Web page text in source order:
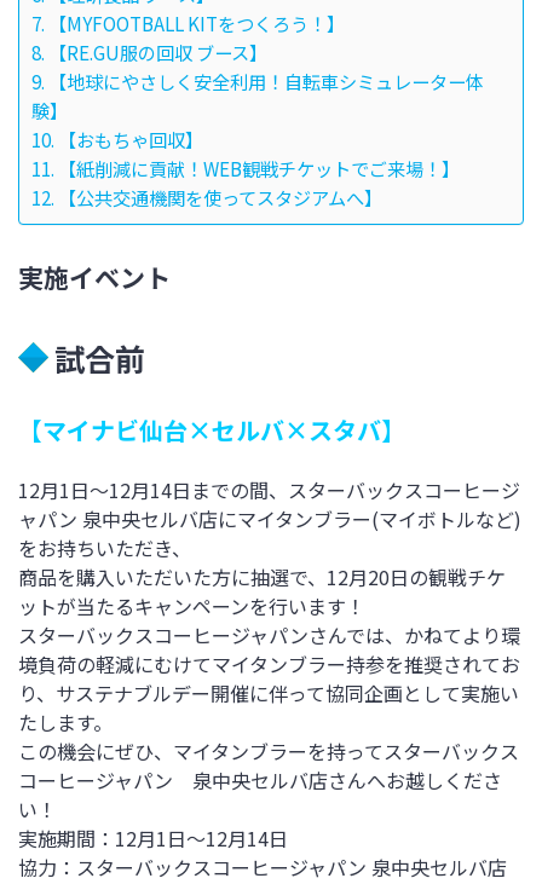
【MYFOOTBALL KITをつくろう！】
【RE.GU服の回収 ブース】
【地球にやさしく安全利用！自転車シミュレーター体
験】
【おもちゃ回収】
【紙削減に貢献！WEB観戦チケットでご来場！】
【公共交通機関を使ってスタジアムへ】
実施イベント
試合前
【マイナビ仙台×セルバ×スタバ】
12月1日～12月14日までの間、スターバックスコーヒージ
ャパン 泉中央セルバ店にマイタンブラー(マイボトルなど)
をお持ちいただき、
商品を購入いただいた方に抽選で、12月20日の観戦チケ
ットが当たるキャンペーンを行います！
スターバックスコーヒージャパンさんでは、かねてより環
境負荷の軽減にむけてマイタンブラー持参を推奨されてお
り、サステナブルデー開催に伴って協同企画として実施い
たします。
この機会にぜひ、マイタンブラーを持ってスターバックス
コーヒージャパン 泉中央セルバ店さんへお越しくださ
い！
実施期間：12月1日～12月14日
協力： スターバックスコーヒージャパン 泉中央セルバ店